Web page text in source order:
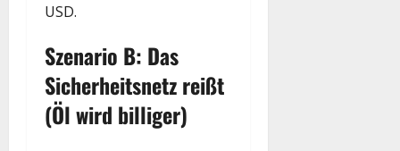
USD.
Szenario B: Das
Sicherheitsnetz reißt
(Öl wird billiger)